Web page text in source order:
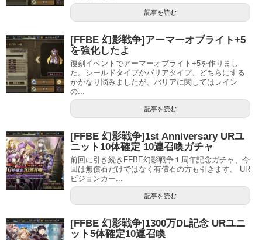
記事を読む
[FFBE 幻影戦争]アーマーオブライト+5
を強化したよ
復刻イベントでアーマーオブライト+5を作りまし
た。シールドタイプかバリアタイプ、どちらにする
かかなり悩みましたが、バリアに関してはレイン
の...
記事を読む
[FFBE 幻影戦争]1st Anniversary URユ
ニット10体確定 10連召喚ガチャ
前回に引き続きFFBE幻影戦争１周年記念ガチャ、今
回は無償石だけではなく有償石の方も引きます。 UR
ビジョンカー...
記事を読む
[FFBE 幻影戦争]1300万DL記念 URユニ
ット5体確定10連召喚